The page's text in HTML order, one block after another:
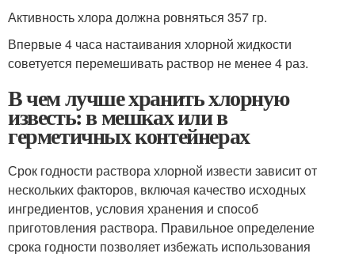
Активность хлора должна ровняться 357 гр.
Впервые 4 часа настаивания хлорной жидкости
советуется перемешивать раствор не менее 4 раз.
В чем лучше хранить хлорную
известь: в мешках или в
герметичных контейнерах
Срок годности раствора хлорной извести зависит от
нескольких факторов, включая качество исходных
ингредиентов, условия хранения и способ
приготовления раствора. Правильное определение
срока годности позволяет избежать использования